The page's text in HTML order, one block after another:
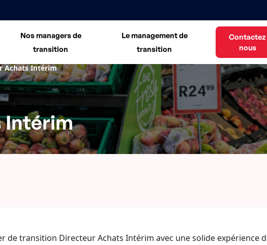
Nos managers de
transition
Le management de
transition
Contactez
nous
Achats Intérim
Intérim
de transition Directeur Achats Intérim avec une solide expérience